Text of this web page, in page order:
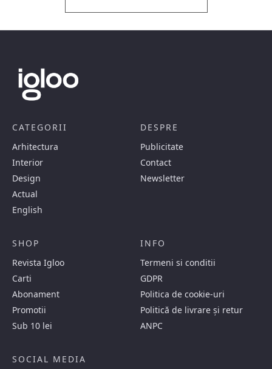
CATEGORII
Arhitectura
Interior
Design
Actual
English
DESPRE
Publicitate
Contact
Newsletter
SHOP
Revista Igloo
Carti
Abonament
Promotii
Sub 10 lei
INFO
Termeni si conditii
GDPR
Politica de cookie-uri
Politică de livrare și retur
ANPC
SOCIAL MEDIA